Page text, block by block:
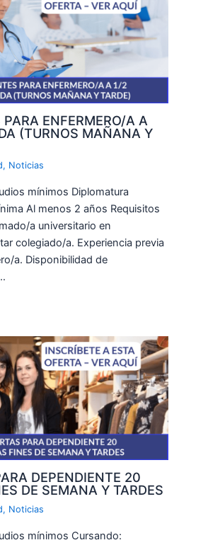
ENFERMERO/A A
(TURNOS MAÑANA Y
, Noticias
mínimos Diplomatura
Al menos 2 años Requisitos
a universitario en
colegiado/a. Experiencia previa
a. Disponibilidad de
DEPENDIENTE 20
DE SEMANA Y TARDES
, Noticias
mínimos Cursando: